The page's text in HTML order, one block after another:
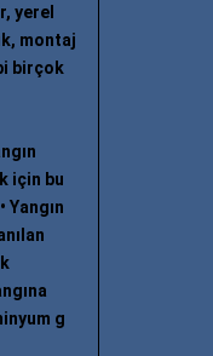
yerel
montaj
birçok
için bu
g